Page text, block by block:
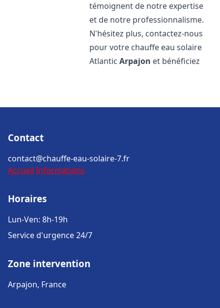
témoignent de notre expertise
et de notre professionnalisme.
N'hésitez plus, contactez-nous
pour votre chauffe eau solaire
AtlanticArpajon et bénéficiez
Contact
contact@chauffe-eau-solaire-7.fr
Accueil Informations
Horaires
Lun-Ven: 8h-19h
Service d'urgence 24/7
Zone intervention
Arpajon, France